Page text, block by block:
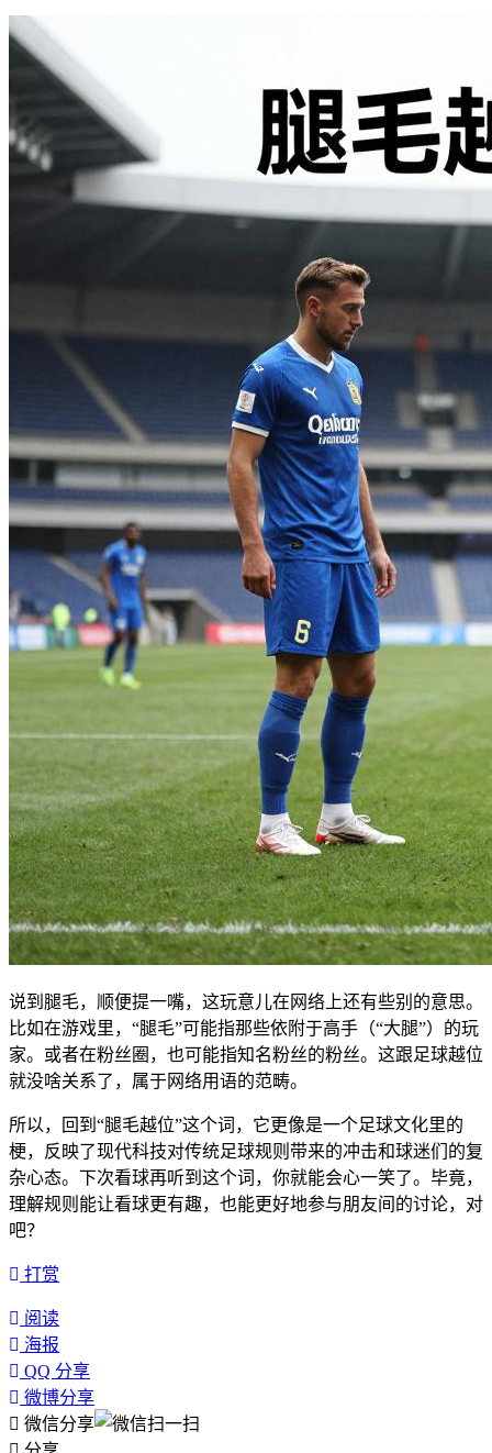
说到腿毛，顺便提一嘴，这玩意儿在网络上还有些别的意思。
比如在游戏里，“腿毛”可能指那些依附于高手（“大腿”）的玩
家。或者在粉丝圈，也可能指知名粉丝的粉丝。这跟足球越位
就没啥关系了，属于网络用语的范畴。
所以，回到“腿毛越位”这个词，它更像是一个足球文化里的
梗，反映了现代科技对传统足球规则带来的冲击和球迷们的复
杂心态。下次看球再听到这个词，你就能会心一笑了。毕竟，
理解规则能让看球更有趣，也能更好地参与朋友间的讨论，对
吧？
打赏
阅读
海报
QQ 分享
微博分享
微信分享